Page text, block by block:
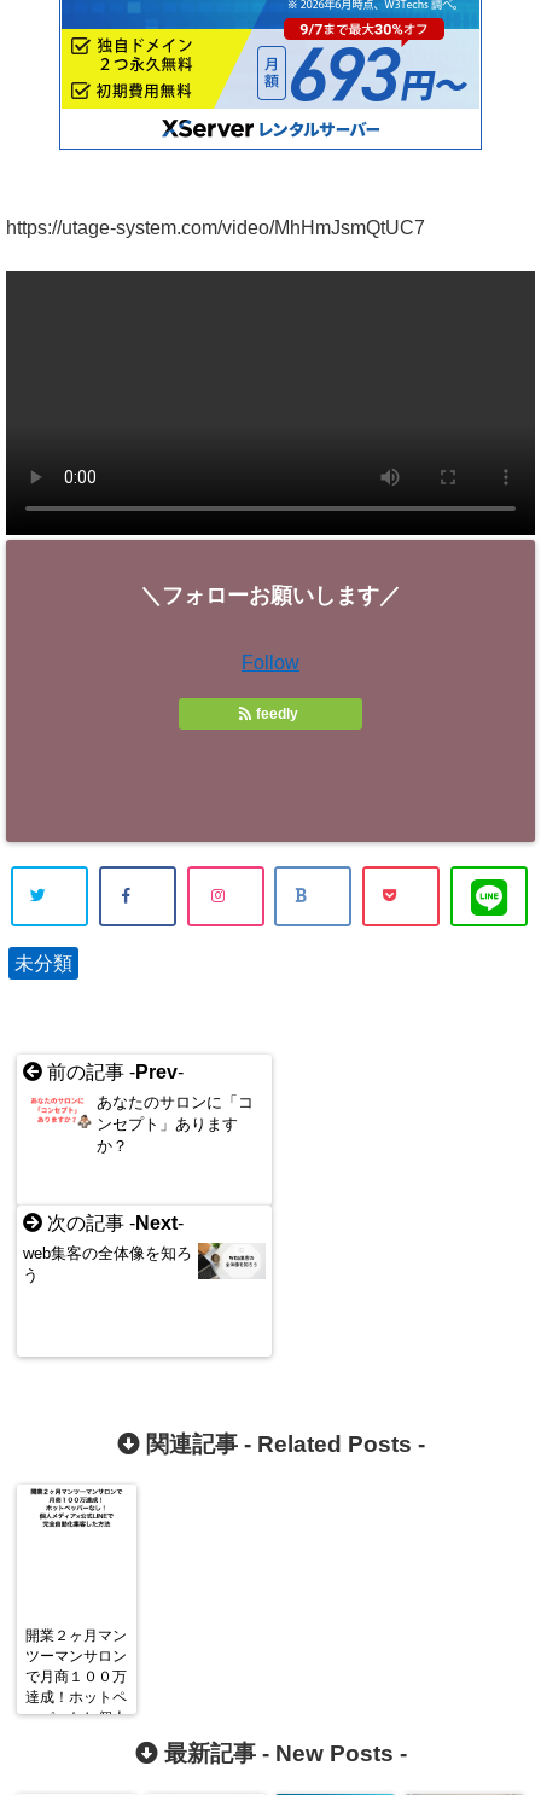
https://utage-system.com/video/MhHmJsmQtUC7
＼フォローお願いします／
Follow
feedly
未分類
前の記事 -Prev-
あなたのサロンに「コ
ンセプト」あります
か？
次の記事 -Next-
web集客の全体像を知ろ
う
関連記事 - Related Posts -
開業２ヶ月マン
ツーマンサロン
で月商１００万
達成！ホットペ
ッパーなし個人
最新記事 - New Posts -